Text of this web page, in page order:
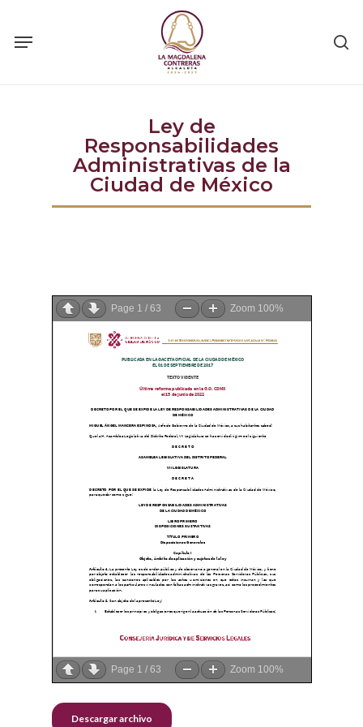
main
Ley de
Responsabilidades
Administrativas de la
Ciudad de México
Page 1 /63 Zoom 100%
Page 1 /63 Zoom 100%
Descargar archivo